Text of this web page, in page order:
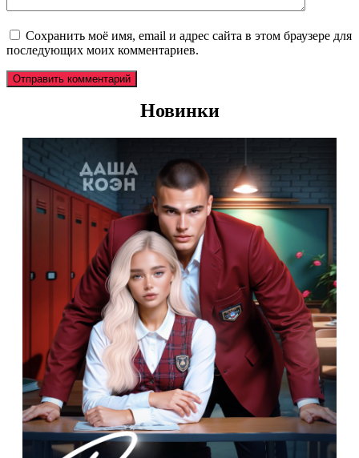
Сохранить моё имя, email и адрес сайта в этом браузере для
последующих моих комментариев.
Новинки